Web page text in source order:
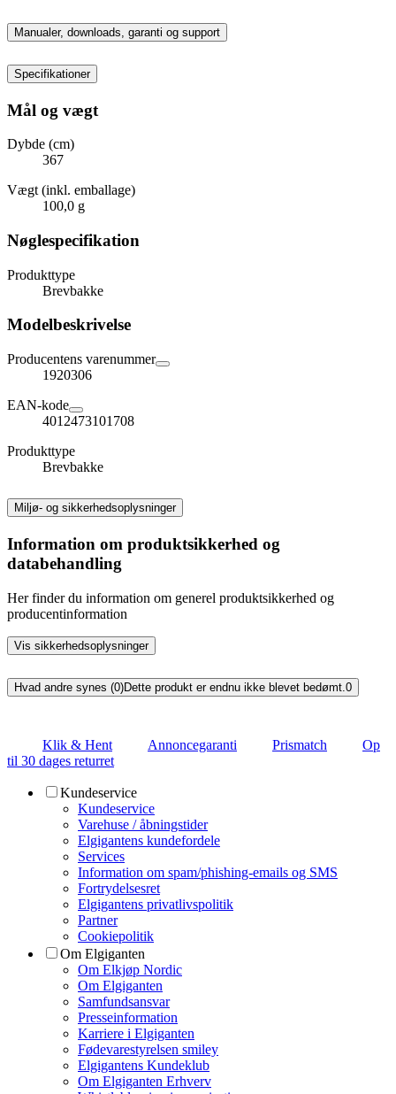
Manualer, downloads, garanti og support
Specifikationer
Mål og vægt
Dybde (cm)
367
Vægt (inkl. emballage)
100,0 g
Nøglespecifikation
Produkttype
Brevbakke
Modelbeskrivelse
Producentens varenummer
1920306
EAN-kode
4012473101708
Produkttype
Brevbakke
Miljø- og sikkerhedsoplysninger
Information om produktsikkerhed og
databehandling
Her finder du information om generel produktsikkerhed og
producentinformation
Vis sikkerhedsoplysninger
Hvad andre synes (0)Dette produkt er endnu ikke blevet bedømt. 0
Klik & Hent Annoncegaranti Prismatch
Op
til 30 dages returret
Kundeservice
Kundeservice
Varehuse / åbningstider
Elgigantens kundefordele
Services
Information om spam/phishing-emails og SMS
Fortrydelsesret
Elgigantens privatlivspolitik
Partner
Cookiepolitik
Om Elgiganten
Om Elkjøp Nordic
Om Elgiganten
Samfundsansvar
Presseinformation
Karriere i Elgiganten
Fødevarestyrelsen smiley
Elgigantens Kundeklub
Om Elgiganten Erhverv